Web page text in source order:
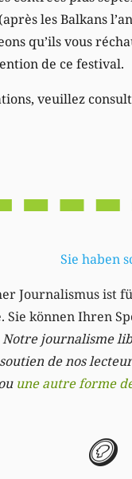
les Balkans
qu’ils vous
de ce festival.
veuillez
Sie haben
Journalismus ist
können Ihren
Notre journalisme
de nos
une autre forme
🪙